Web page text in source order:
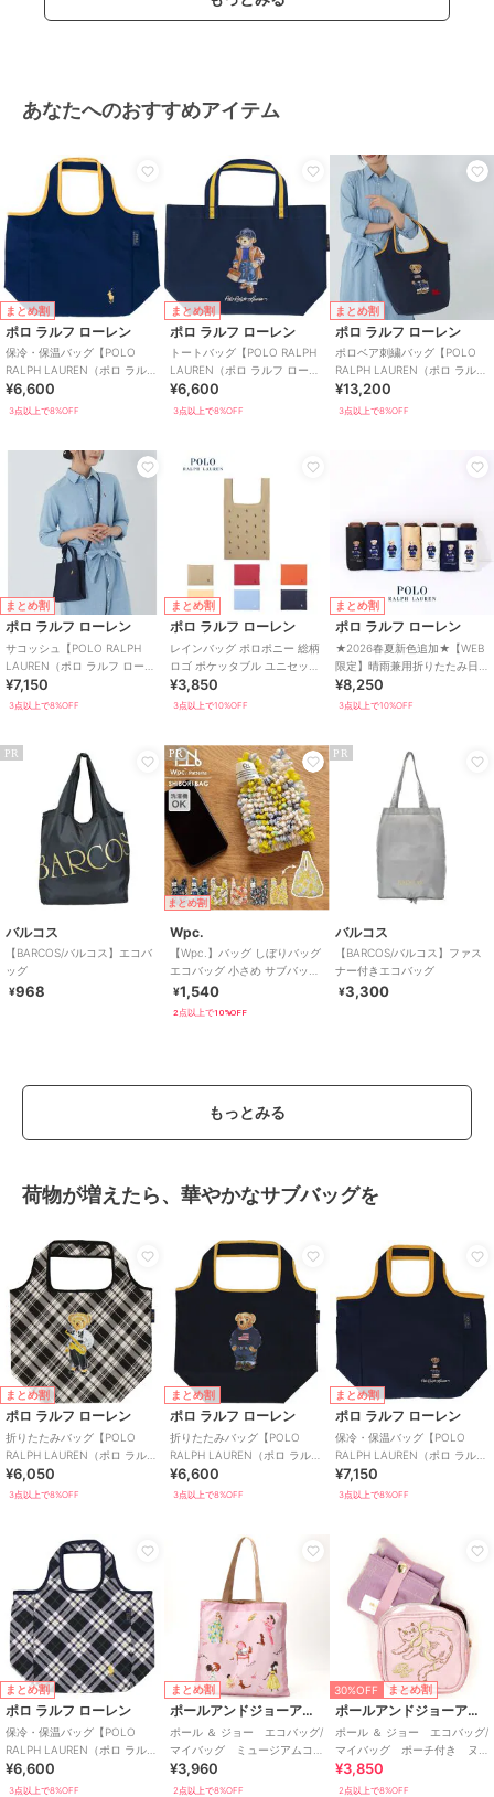
あなたへのおすすめアイテム
まとめ割
ポロ ラルフ ローレン
保冷・保温バッグ【POLO
RALPH LAUREN（ポロ ラルフ
ローレン）】
¥6,600
3点以上で8%OFF
まとめ割
ポロ ラルフ ローレン
トートバッグ【POLO RALPH
LAUREN（ポロ ラルフ ローレ
ン）】
¥6,600
3点以上で8%OFF
まとめ割
ポロ ラルフ ローレン
ポロベア刺繍バッグ【POLO
RALPH LAUREN（ポロ ラルフ
ローレン）】
¥13,200
3点以上で8%OFF
まとめ割
ポロ ラルフ ローレン
サコッシュ【POLO RALPH
LAUREN（ポロ ラルフ ローレ
ン）】
¥7,150
3点以上で8%OFF
まとめ割
ポロ ラルフ ローレン
レインバッグ ポロポニー 総柄
ロゴ ポケッタブル ユニセック
ス
¥3,850
3点以上で10%OFF
まとめ割
ポロ ラルフ ローレン
★2026春夏新色追加★【WEB
限定】晴雨兼用折りたたみ日
傘 コンパクト ポロベア 1級遮
光 遮熱
¥8,250
3点以上で10%OFF
PR
バルコス
【BARCOS/バルコス】エコバ
ッグ
¥968
PR
まとめ割
Wpc.
【Wpc.】バッグ しぼりバッグ
エコバッグ 小さめ サブバッグ
コンパクト 洗濯可能 レディ
ース
¥1,540
2点以上で10%OFF
PR
バルコス
【BARCOS/バルコス】ファス
ナー付きエコバッグ
¥3,300
もっとみる
荷物が増えたら、華やかなサブバッグを
まとめ割
ポロ ラルフ ローレン
折りたたみバッグ【POLO
RALPH LAUREN（ポロ ラルフ
ローレン）】
¥6,050
3点以上で8%OFF
まとめ割
ポロ ラルフ ローレン
折りたたみバッグ【POLO
RALPH LAUREN（ポロ ラルフ
ローレン）】
¥6,600
3点以上で8%OFF
まとめ割
ポロ ラルフ ローレン
保冷・保温バッグ【POLO
RALPH LAUREN（ポロ ラルフ
ローレン）】
¥7,150
3点以上で8%OFF
まとめ割
ポロ ラルフ ローレン
保冷・保温バッグ【POLO
RALPH LAUREN（ポロ ラルフ
ローレン）】
¥6,600
3点以上で8%OFF
まとめ割
ポールアンドジョーアクセソワ
ポール ＆ ジョー エコバッグ/
マイバッグ ミュージアムコ
レクション ジプシー＆ヌネ
ットと女の子
¥3,960
2点以上で8%OFF
30%OFF まとめ割
ポールアンドジョーアクセソワ
ポール ＆ ジョー エコバッグ/
マイバッグ ポーチ付き ヌ
ネット刺繍 【PAUL&JOE】
¥3,850
2点以上で8%OFF